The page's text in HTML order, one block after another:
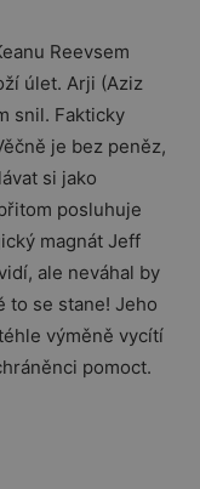
Reevsem
úlet. Arji (Aziz
snil. Fakticky
je bez peněz,
si jako
posluhuje
magnát Jeff
ale neváhal by
to se stane! Jeho
výměně vycítí
pomoct.